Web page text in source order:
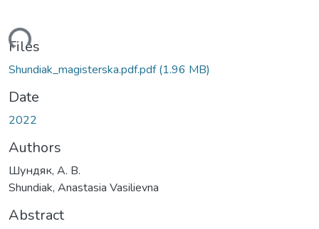
Files
Shundiak_magisterska.pdf.pdf(1.96 MB)
Date
2022
Authors
Шундяк, А. В.
Shundiak, Anastasia Vasilievna
Abstract